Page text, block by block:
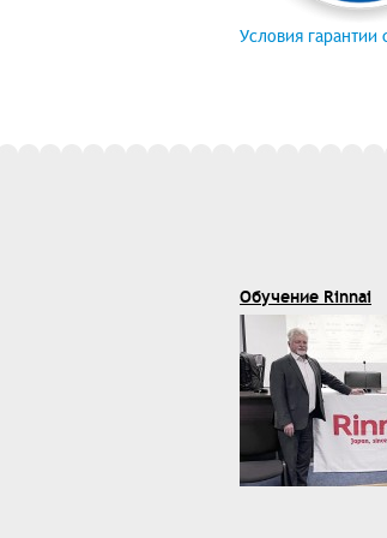
Условия гарантии
Обучение Rinnai